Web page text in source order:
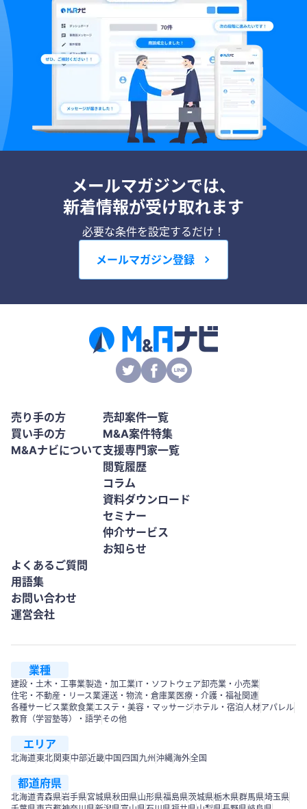
メールマガジンでは、
新着情報が受け取れます
必要な条件を設定するだけ！
メールマガジン登録
売り手の方
買い手の方
M&Aナビについて
売却案件一覧
M&A案件特集
支援専門家一覧
閲覧履歴
コラム
資料ダウンロード
セミナー
仲介サービス
お知らせ
よくあるご質問
用語集
お問い合わせ
運営会社
業種
建設・土木・工事業製造・加工業IT・ソフトウェア卸売業・小売業
住宅・不動産・リース業運送・物流・倉庫業 医療・介護・福祉関連
各種サービス業飲食業エステ・美容・マッサージ ホテル・宿泊人材アパレル
教育（学習塾等）・語学その他
エリア
北海道東北 関東中部近畿中国 四国 九州 沖縄海外全国
都道府県
北海道青森県岩手県宮城県秋田県山形県福島県茨城県栃木県群馬県埼玉県